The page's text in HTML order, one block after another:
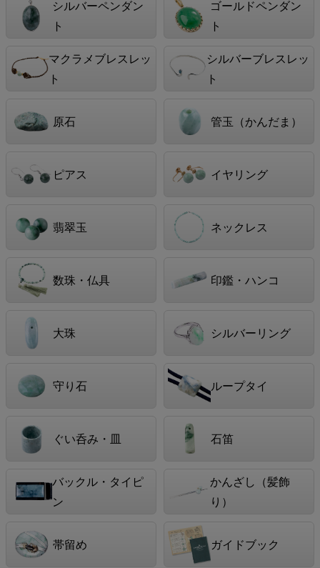
シルバーペンダン
ト
ゴールドペンダン
ト
マクラメブレスレッ
ト
シルバーブレスレッ
ト
原石 管玉（かんだま）
ピアス イヤリング
翡翠玉 ネックレス
数珠・仏具 印鑑・ハンコ
大珠 シルバーリング
守り石 ループタイ
ぐい呑み・皿 石笛
バックル・タイピ
ン
かんざし（髪飾
り）
帯留め ガイドブック